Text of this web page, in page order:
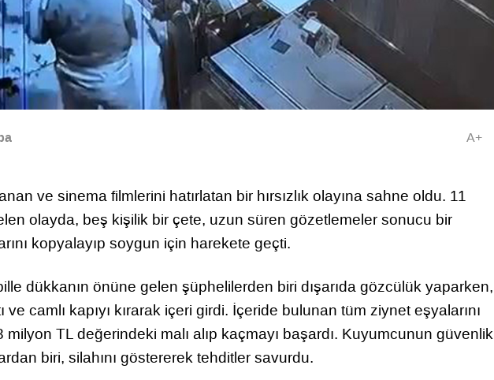
A+
ve sinema filmlerini hatırlatan bir hırsızlık olayına sahne oldu. 11
olayda, beş kişilik bir çete, uzun süren gözetlemeler sonucu bir
kopyalayıp soygun için harekete geçti.
dükkanın önüne gelen şüphelilerden biri dışarıda gözcülük yaparken,
camlı kapıyı kırarak içeri girdi. İçeride bulunan tüm ziynet eşyalarını
milyon TL değerindeki malı alıp kaçmayı başardı. Kuyumcunun güvenlik
biri, silahını göstererek tehditler savurdu.